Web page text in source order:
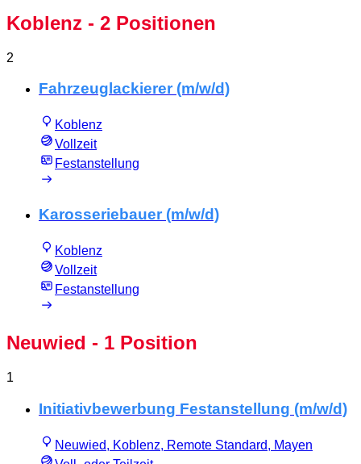
Koblenz - 2 Positionen
2
Fahrzeuglackierer (m/w/d)
Koblenz
Vollzeit
Festanstellung
Karosseriebauer (m/w/d)
Koblenz
Vollzeit
Festanstellung
Neuwied - 1 Position
1
Initiativbewerbung Festanstellung (m/w/d)
Neuwied, Koblenz, Remote Standard, Mayen